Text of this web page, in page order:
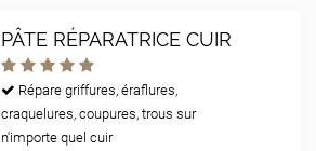
PÂTE RÉPARATRICE CUIR
Répare griffures, éraflures,
craquelures, coupures, trous sur
n'importe quel cuir